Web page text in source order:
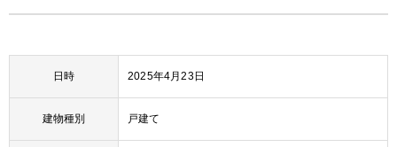
日時 2025年4月23日
建物種別 戸建て